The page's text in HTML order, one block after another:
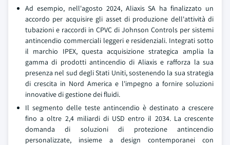
Ad esempio, nell'agosto 2024, Aliaxis SA ha finalizzato un
accordo per acquisire gli asset di produzione dell'attività di
tubazioni e raccordi in CPVC di Johnson Controls per sistemi
antincendio commerciali leggeri e residenziali. Integrati sotto
il marchio IPEX, questa acquisizione strategica amplia la
gamma di prodotti antincendio di Aliaxis e rafforza la sua
presenza nel sud degli Stati Uniti, sostenendo la sua strategia
di crescita in Nord America e l'impegno a fornire soluzioni
innovative di gestione dei fluidi.
Il segmento delle teste antincendio è destinato a crescere
fino a oltre 2,4 miliardi di USD entro il 2034. La crescente
domanda di soluzioni di protezione antincendio
personalizzate, insieme a design contemporanei con